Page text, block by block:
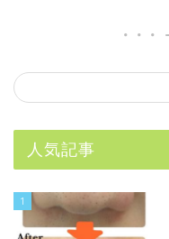
人気記事
1